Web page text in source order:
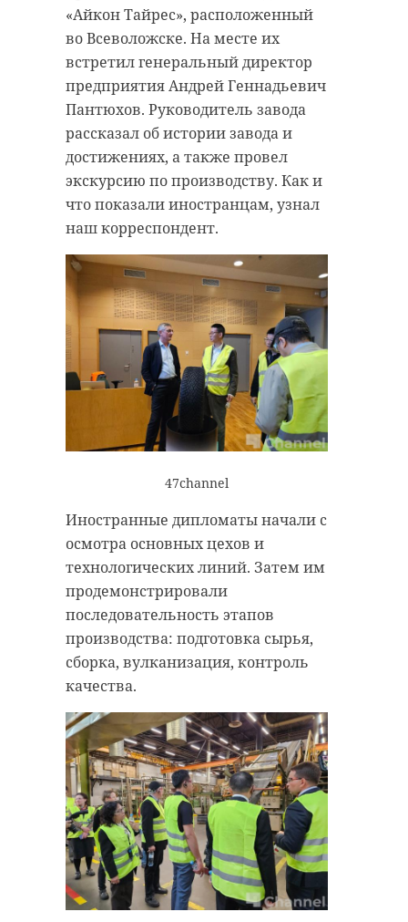
«Айкон Тайрес», расположенный
во Всеволожске. На месте их
встретил генеральный директор
предприятия Андрей Геннадьевич
Пантюхов. Руководитель завода
рассказал об истории завода и
достижениях, а также провел
экскурсию по производству. Как и
что показали иностранцам, узнал
наш корреспондент.
47channel
Иностранные дипломаты начали с
осмотра основных цехов и
технологических линий. Затем им
продемонстрировали
последовательность этапов
производства: подготовка сырья,
сборка, вулканизация, контроль
качества.
47channel
Мероприятие на старте
мотосезона проводится уже более
13 лет. Оно объединяет
представителей мотосообществ
Ленинградской области и
Северной столицы, а также
волонтеров и общественных
деятелей.
На ежегодный праздник сегодня
приехала и уполномоченная по
правам ребенка в 47 регионе
Татьяна Толстова. Омбудсмен
отметила важность таких
мероприятий: ведь дети берут
пример со взрослых и сейчас
могут почувствовать себя
мужчину на велосипеде.
Потерпевший скончался на месте.
Погибшийпересекалпроезжую
часть по нерегулируемому
пешеходному переходу, не
спешившись. Личность
велосипедиста устанавливается,
на вид ему около 30 лет. В
результате наезда «Газели»
мужчина получил травмы,
которые стали причиной смерти.
Полиция начала проверку по
факту случившегося.
Правоохранители выясняют
обстоятельства ДТП,
устанавливают личность
потерпевшего.
смертельное дтп
сбили велосипедиста
бугры
всеволожский район
Поделиться статьей: